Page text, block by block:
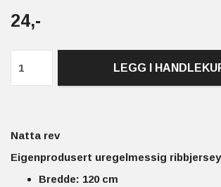
24,-
LEGG I
Natta rev
Eigenprodusert uregelmessig ribbjersey
Bredde: 120 cm